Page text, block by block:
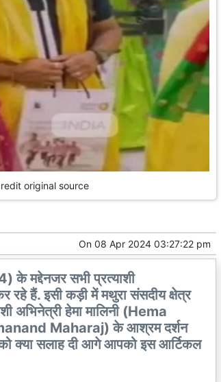
credit original source
On 08 Apr 2024 03:27:22 pm
मद्देनजर सभी प्रत्याशी
हैं. इसी कड़ी में मथुरा संसदीय क्षेत्र
हेमा मालिनी (Hema
Maharaj) के आश्रम दर्शन
को क्या सलाह दी आगे आपको इस आर्टिकल